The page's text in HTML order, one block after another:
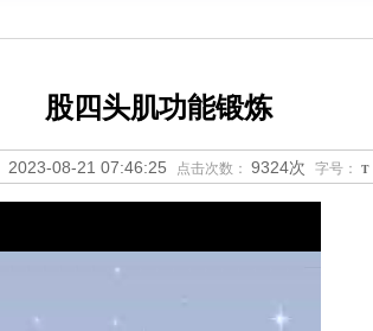
股四头肌功能锻炼
2023-08-21 07:46:25 点击次数： 9324次 字号： T